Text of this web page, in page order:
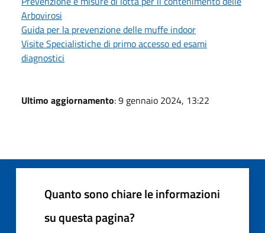
Arbovirosi
Guida per la prevenzione delle muffe indoor
Visite Specialistiche di primo accesso ed esami
diagnostici
Ultimo aggiornamento: 9 gennaio 2024, 13:22
Quanto sono chiare le informazioni
su questa pagina?